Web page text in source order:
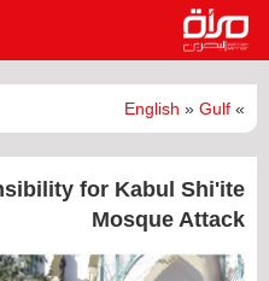
»
English » Gulf
for Kabul Shi'ite
Mosque Attack